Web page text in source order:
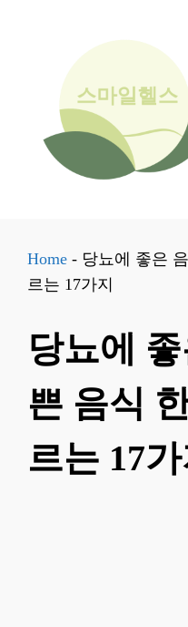
Home - 당뇨에 좋은
르는 17가지
당뇨에
쁜 음식
르는 17